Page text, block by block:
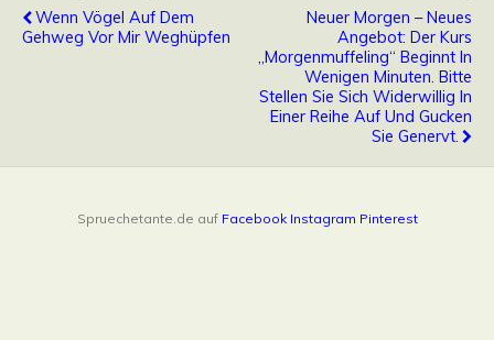
Wenn Vögel Auf Dem
Gehweg Vor Mir Weghüpfen
Neuer Morgen – Neues
Angebot: Der Kurs
„Morgenmuffeling“ Beginnt In
Wenigen Minuten. Bitte
Stellen Sie Sich Widerwillig In
Einer Reihe Auf Und Gucken
Sie Genervt.
Spruechetante.de auf Facebook Instagram Pinterest